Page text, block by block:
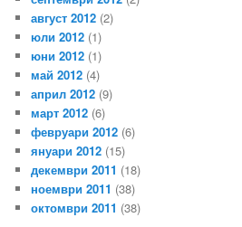
август 2012 (2)
юли 2012 (1)
юни 2012 (1)
май 2012 (4)
април 2012 (9)
март 2012 (6)
февруари 2012 (6)
януари 2012 (15)
декември 2011 (18)
ноември 2011 (38)
октомври 2011 (38)